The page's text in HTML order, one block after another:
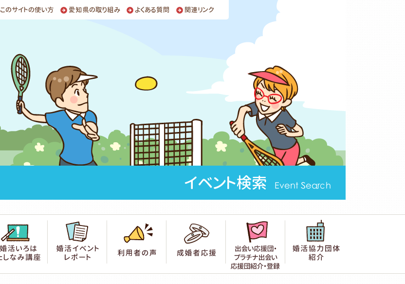
このサイトの使い方 愛知県の取り組み よくある質問 関連リンク
イベント検索 Event Search
婚活いろは たしなみ講座婚活イベントレポート 出会い応援団紹介・登録